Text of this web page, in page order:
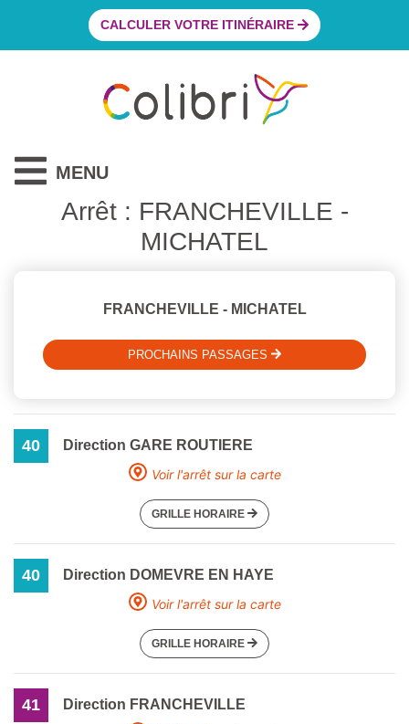
CALCULER VOTRE ITINÉRAIRE
MENU
Arrêt : FRANCHEVILLE -
MICHATEL
FRANCHEVILLE - MICHATEL
PROCHAINS PASSAGES
40
Direction GARE ROUTIERE
Voir l'arrêt sur la carte
GRILLE HORAIRE
40
Direction DOMEVRE EN HAYE
Voir l'arrêt sur la carte
GRILLE HORAIRE
41
Direction FRANCHEVILLE